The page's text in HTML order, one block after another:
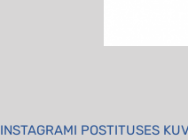
INSTAGRAMI POSTITUSES